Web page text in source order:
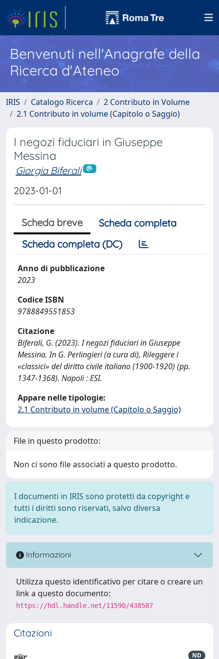
Benvenuti nell'Anagrafe della
Ricerca d'Ateneo
IRIS Catalogo Ricerca
2 Contributo in Volume
2.1 Contributo in volume (Capitolo o Saggio)
I negozi fiduciari in Giuseppe
Messina
Giorgia Biferali
2023-01-01
Scheda breve
Scheda completa
Scheda completa (DC)
Anno di pubblicazione
2023
Codice ISBN
9788849551853
Citazione
Biferali, G. (2023). I negozi fiduciari in Giuseppe
Messina. In G. Perlingieri (a cura di), Rileggere i
«classici» del diritto civile italiano (1900-1920) (pp.
1347-1368). Napoli : ESI.
Appare nelle tipologie:
2.1 Contributo in volume (Capitolo o Saggio)
File in questo prodotto:
Non ci sono file associati a questo prodotto.
I documenti in IRIS sono protetti da copyright e
tutti i diritti sono riservati, salvo diversa
indicazione.
Informazioni
Utilizza questo identificativo per citare o creare un
link a questo documento:
https://hdl.handle.net/11590/438587
Citazioni
ND